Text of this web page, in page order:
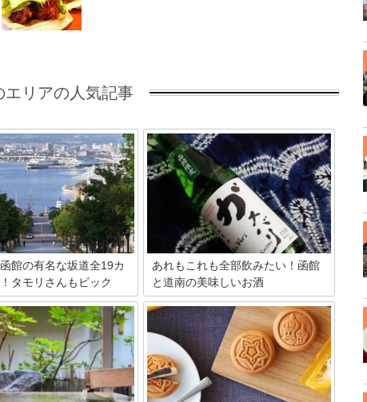
エリアの人気記事
館の有名な坂道全19カ
タモリさんもビック
線も開通し、本州からはより
やすくなった北海道・函館
いえば、イカに夜景にスイー
人がほとんどですが、実は
しても有名なことをご存知
？今回は、函館にある19カ所
あれもこれも全部飲みたい！函館
と道南の美味しいお酒
お酒にはそれぞれ特徴があり、同じ種類
のものでも産地や造られた年代で風味は
ずいぶんと変わってくるものです。北海
道にはビールやワインをはじめとする美
味しいお酒がたくさんあります。ここで
は函館と道南自慢のお酒を紹介します！